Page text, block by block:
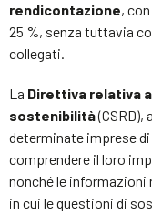
rendicontazione,
25 %, senza tuttavia
collegati.
La Direttiva relativa
sostenibilità
determinate imprese
comprendere il loro
nonché le informazioni
in cui le questioni di